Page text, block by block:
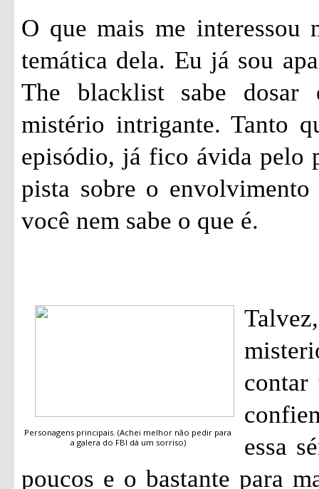
O que mais me interessou
temática dela. Eu já sou
The blacklist sabe dosar
mistério intrigante. Tanto
episódio, já fico ávida pelo
pista sobre o envolvimento
você nem sabe o que é.
Personagens principais. (Achei melhor não pedir para
a galera do FBI dá um sorriso)
contar
essa
poucos e o bastante para